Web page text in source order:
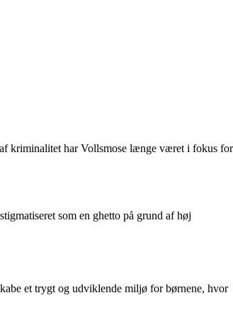
kriminalitet har Vollsmose længe været i fokus for
som en ghetto på grund af høj
et trygt og udviklende miljø for børnene, hvor